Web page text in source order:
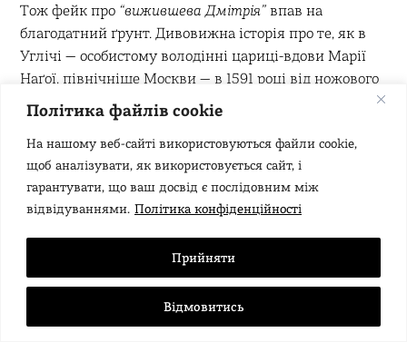
Політика файлів cookie
На нашому веб-сайті використовуються файли cookie,
щоб аналізувати, як використовується сайт, і
гарантувати, що ваш досвід є послідовним між
відвідуваннями. Політика конфіденційності
Відмовитись
Прийняти
Тож фейк про “вижившева Дмітрія”впав на
благодатний ґрунт. Дивовижна історія про те, як в
Углічі — особистому володінні цариці-вдови Марії
Наґої, північніше Москви — в 1591 році від ножового
поранення в горло загинув не справжній царевич, а
дуже схожий хлопчик, яким його встигли
підмінити, користувалася неабиякою популярністю.
У 1603 році в невеликому містечку Брагін, що
перебувало тоді в складі Речі Посполитої, один зі
слуг князя Адама Вишневецького зліг у ліжко з
важкою хворобою. Думаючи, що помре, він попросив
посповідатися. Під час відвертої розмови з
ксьондзом хлопець зізнався, що насправді він —
царевич Дмітрій, а на підтвердження показав